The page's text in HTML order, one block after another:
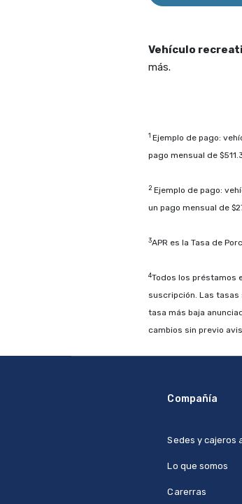
Vehículo
más.
1 Ejemplo de pago:
pago mensual de
2 Ejemplo de pago:
un pago mensual de
3APR es la Tasa de
4Todos los préstamos
suscripción. Las tasas
tasa más baja
cambios sin previo
Compañía
Sedes y cajeros
Lo que somos
Carerras